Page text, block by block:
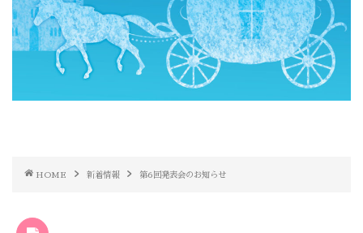
HOME 新着情報 第6回発表会のお知らせ